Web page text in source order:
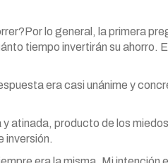
lo general, la primera
tiempo invertirán su
era casi unánime y
atinada, producto de los
inversión.